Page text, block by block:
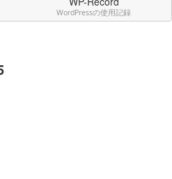
WordPressの使用記録